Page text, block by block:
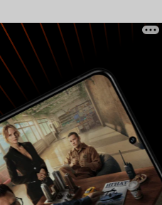
с
двух
актёрский
будни,
данью
прошлом